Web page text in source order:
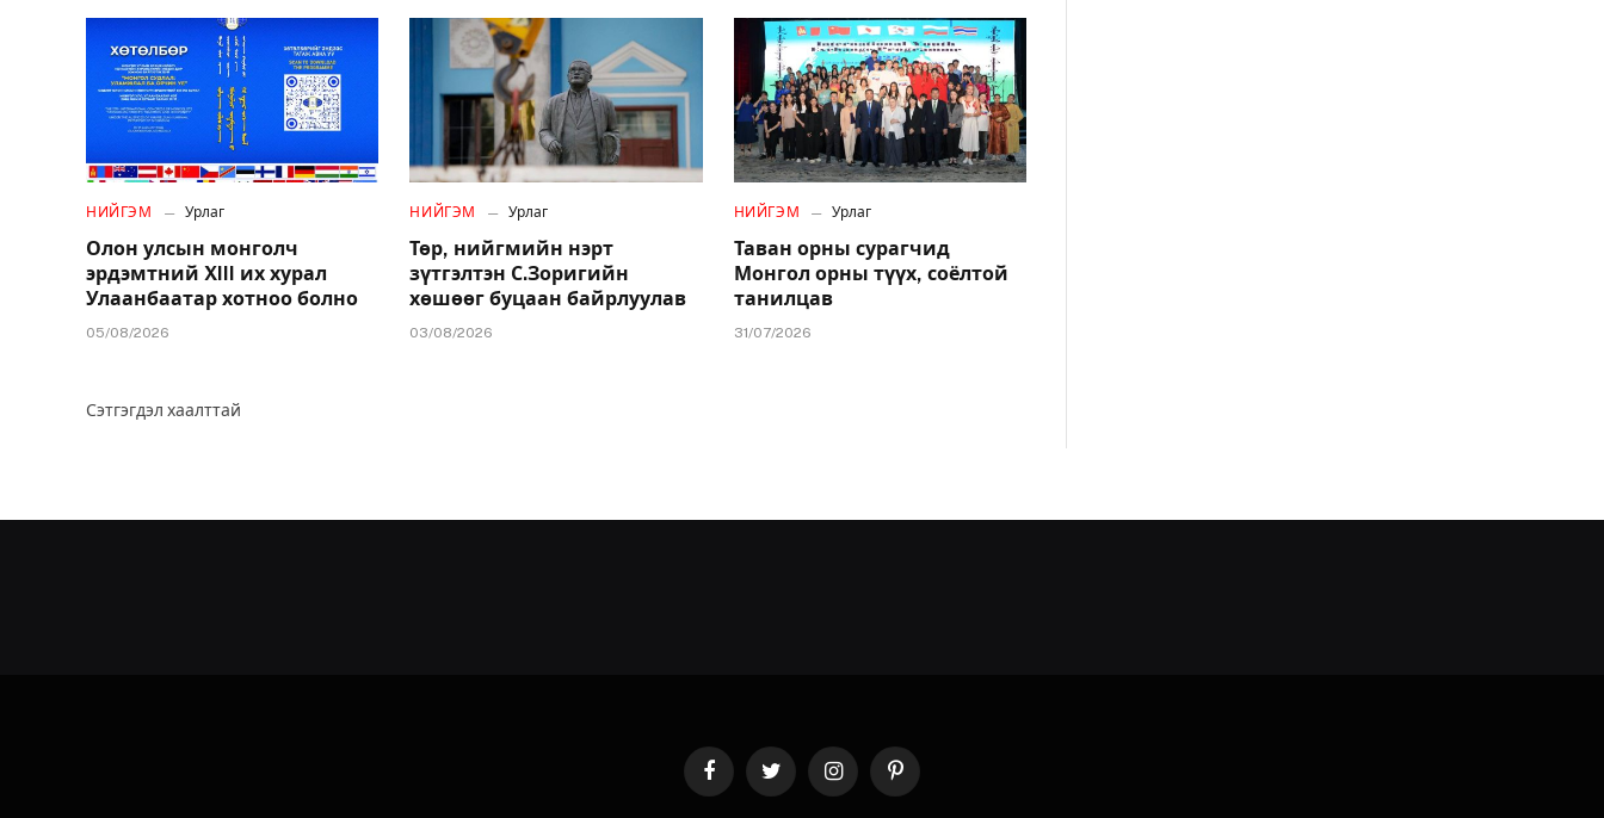
НИЙГЭМ Урлаг
Олон улсын монголч
эрдэмтний XIII их хурал
Улаанбаатар хотноо болно
05/08/2026
НИЙГЭМ Урлаг
Төр, нийгмийн нэрт
зүтгэлтэн С.Зоригийн
хөшөөг буцаан байрлуулав
03/08/2026
НИЙГЭМ Урлаг
Таван орны сурагчид
Монгол орны түүх, соёлтой
танилцав
31/07/2026
Сэтгэгдэл хаалттай
FacebookTwitter InstagramPinterest